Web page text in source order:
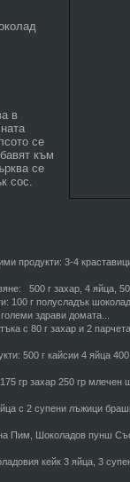
в
се
към
се
сос.
продукти: 3-4
500 г захар, 4 яйца,
100 г полусладък
здрави домата...
с 80 г захар и 2
500 г кайсии 4 яйца
гр захар 250 гр
с 2 супени лъжици
Пим, Шоколадов пунш
кейк 3 яйца, 3